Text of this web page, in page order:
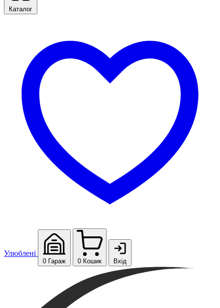
Каталог
Улюблені
0 Гараж 0 Кошик Вхід